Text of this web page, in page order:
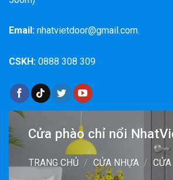
Email: nhatvietdoor@gmail.com.
CSKH: 0888 308 309
Cửa phào chỉ nổi
TRANG CHỦ / CỬA NHỰA / CỬA